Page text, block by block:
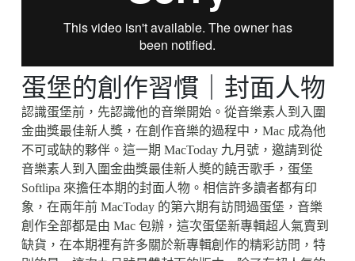
蛋堡的創作習慣｜封面人物
認識蛋堡前，先認識他的音樂開始。從音樂素人到入圍
金曲獎最佳新人獎，在創作音樂的過­程中，Mac 成為他
不可或缺的夥伴。這一期 MacToday 九月號，邀請到從
音樂素人到入圍金曲獎最佳新人奬的饒舌歌手，蛋堡
Softlipa 來擔任本期的封面人物。相信許多讀者都有印
象，在兩年前 MacToday 的第六期有訪問過蛋堡，音樂
創作全部都是由 Mac 包辦，這次蛋堡新專輯超人氣賣到
缺貨，在本期裡有許多關於新專輯創作的精彩訪問，特